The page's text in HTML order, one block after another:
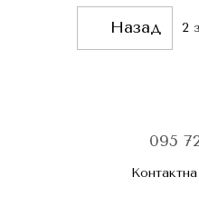
Назад 2
095